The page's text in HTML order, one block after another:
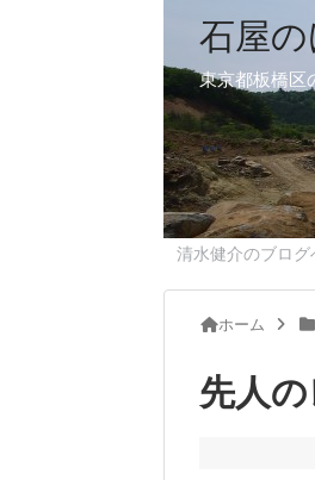
石屋
東京都板橋区
清水健介のブログ
ホーム
先人